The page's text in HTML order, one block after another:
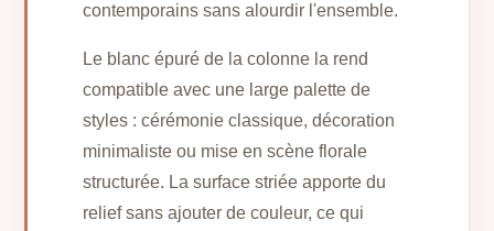
contemporains sans alourdir l'ensemble.
Le blanc épuré de la colonne la rend
compatible avec une large palette de
styles : cérémonie classique, décoration
minimaliste ou mise en scène florale
structurée. La surface striée apporte du
relief sans ajouter de couleur, ce qui